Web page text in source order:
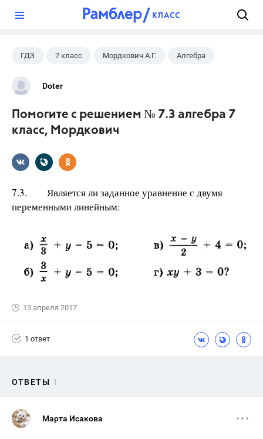
ГДЗ 7 класс Мордкович А.Г. Алгебра
Doter
Помогите с решением № 7.3 алгебра 7
класс, Мордкович
7.3. Является ли заданное уравнение с двумя
переменными линейным:
13 апреля 2017
1 ответ
ОТВЕТЫ 1
Марта Исакова